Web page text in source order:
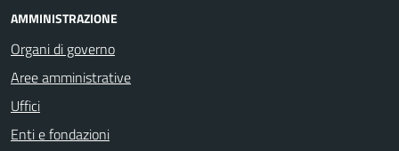
AMMINISTRAZIONE
Organi di governo
Aree amministrative
Uffici
Enti e fondazioni